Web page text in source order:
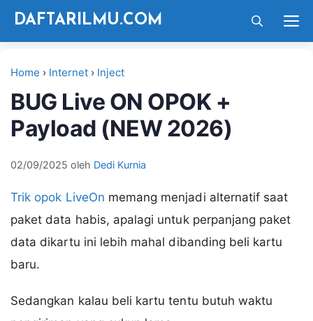
Langsung
DAFTARILMU.COM
Home › Internet › Inject
BUG Live ON OPOK +
Payload (NEW 2026)
02/09/2025 oleh Dedi Kurnia
Trik opok LiveOn memang menjadi alternatif saat
paket data habis, apalagi untuk perpanjang paket
data dikartu ini lebih mahal dibanding beli kartu
baru.
Sedangkan kalau beli kartu tentu butuh waktu